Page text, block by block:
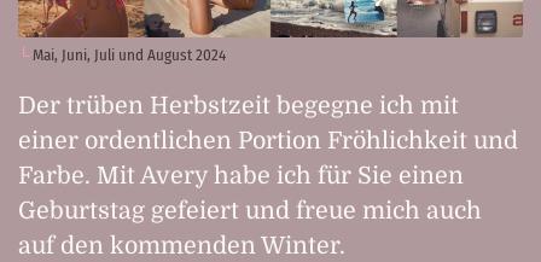
Mai, Juni, Juli und August 2024
Der trüben Herbstzeit begegne ich mit
einer ordentlichen Portion Fröhlichkeit und
Farbe. Mit Avery habe ich für Sie einen
Geburtstag gefeiert und freue mich auch
auf den kommenden Winter.